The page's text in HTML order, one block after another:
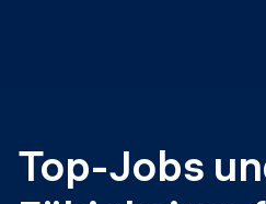
VOLLZEITPROGRAMME
Data Science
Top-Jobs